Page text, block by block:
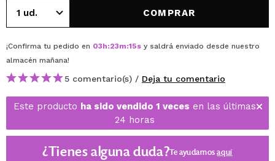
COMPRAR
¡Confirma tu pedido en 03h:23m:15s y saldrá enviado desde nuestro
almacén mañana!
5 comentario(s) / Deja tu comentario
Este producto ha sido vendido 1 veces en las últimas
24 horas
¿Tienes alguna duda?Te ayudamosaquí